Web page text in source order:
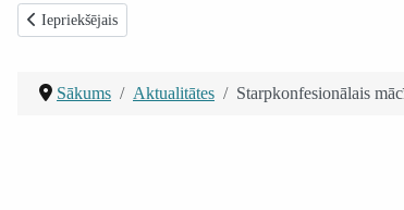
Iepriekšējais raksts: Atbalsts ģimenēm un pensionāriem
Iepriekšējais
Sākums Aktualitātes Starpkonfesionālais